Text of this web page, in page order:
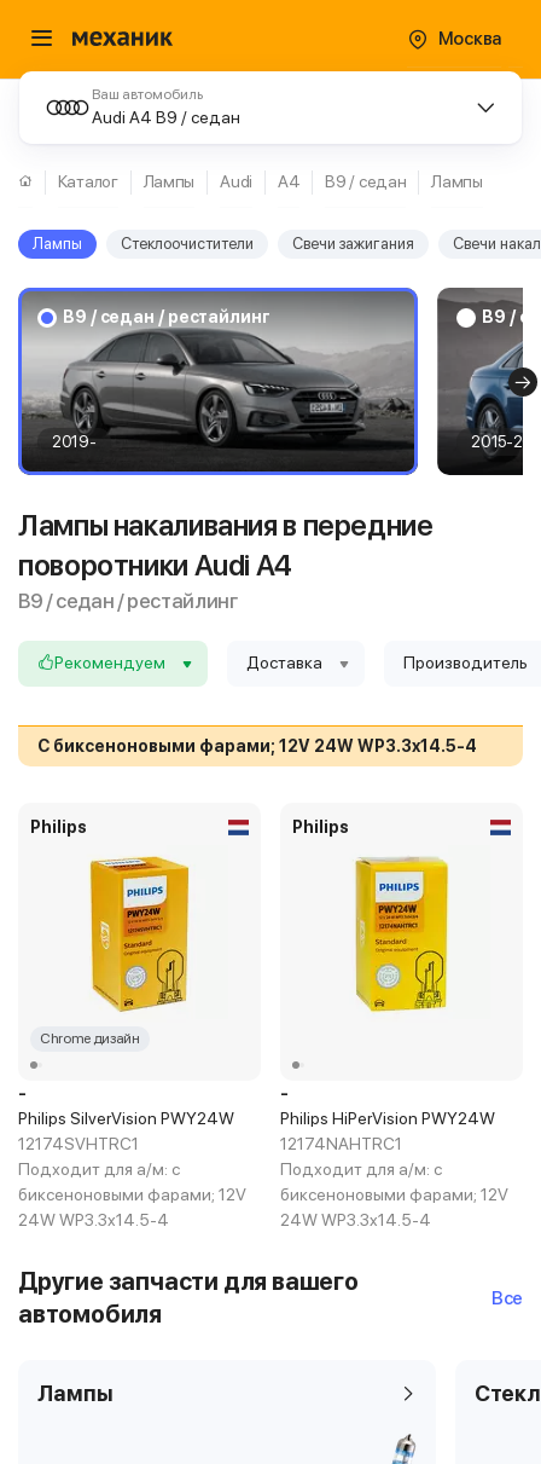
Москва
Ваш автомобиль
Audi A4 B9 / седан
Каталог Лампы Audi A4 B9 / седан Лампы
Лампы Стеклоочистители Свечи зажигания Свечи
B9 / седан / рестайлинг
2019-
B9 /
2015-
Лампы накаливания в передние
поворотники Audi A4
B9 / седан / рестайлинг
Рекомендуем Доставка Производитель
С биксеноновыми фарами; 12V 24W WP3.3x14.5-4
Philips
Chrome дизайн
-
Philips SilverVision PWY24W
12174SVHTRC1
Подходит для а/м: с
биксеноновыми фарами; 12V
24W WP3.3x14.5-4
Philips
-
Philips HiPerVision PWY24W
12174NAHTRC1
Подходит для а/м: с
биксеноновыми фарами; 12V
24W WP3.3x14.5-4
Другие запчасти для вашего
автомобиля
Все
Лампы